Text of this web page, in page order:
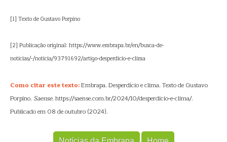
[1] Texto de Gustavo Porpino
[2] Publicação original: https://www.embrapa.br/en/busca-de-
noticias/-/noticia/93791692/artigo-desperdicio-e-clima
Como citar este texto:Embrapa. Desperdício e clima. Texto de Gustavo
Porpino. Saense. https://saense.com.br/2024/10/desperdicio-e-clima/.
Publicado em 08 de outubro (2024).